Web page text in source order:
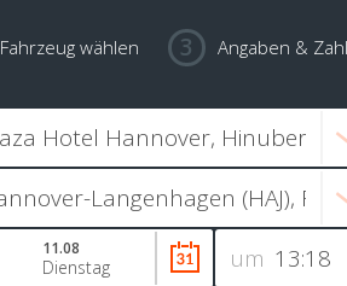
Fahrzeug wählen Angaben &
um
11.08
Dienstag